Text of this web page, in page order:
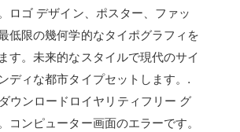
ロゴ デザイン、ポスター、ファッ
低限の幾何学的なタイポグラフィを
す。未来的なスタイルで現代のサイ
ディな都市タイプセットします。.
ウンロードロイヤリティフリー グ
コンピューター画面のエラーです。